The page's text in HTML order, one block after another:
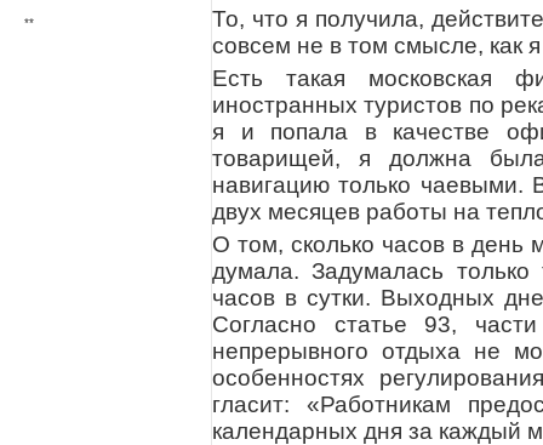
**
То, что я получила,
совсем не в том смысле, как
Есть такая московская
иностранных туристов по
я и попала в качестве
товарищей, я должна
навигацию только чаевыми.
двух месяцев работы на
О том, сколько часов в день
думала. Задумалась
часов в сутки. Выходных
Согласно статье 93,
непрерывного отдыха не
особенностях
гласит: «Работникам
календарных дня за каждый